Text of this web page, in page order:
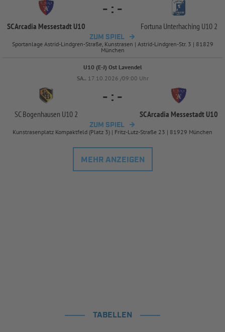
SC Arcadia Messestadt U10
- : -
Fortuna Unterhaching U10 2
ZUM SPIEL
Sportanlage Astrid-Lindgren-Straße, Kunstrasen | Astrid-Lindgren-Str. 3 | 81829
München
U10 (E-J) Ost Lavendel
SA.. 17.10.2026 /09:00 Uhr
SC Bogenhausen U10 2
- : -
SC Arcadia Messestadt U10
ZUM SPIEL
Kunstrasenplatz Kompaktfeld (Platz 3) | Fritz-Lutz-Straße 23 | 81929 München
MEHR ANZEIGEN
TABELLEN